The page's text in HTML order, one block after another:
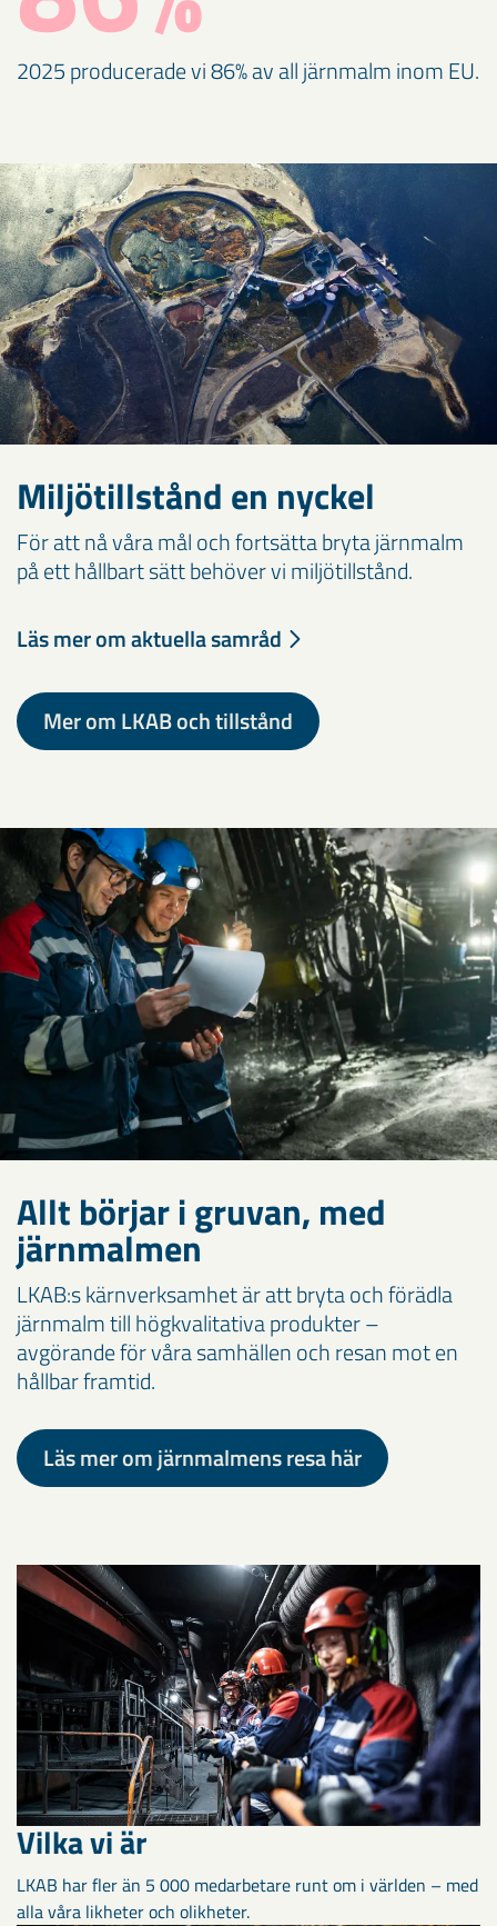
2025 producerade vi 86% av all järnmalm inom EU.
Miljötillstånd en nyckel
För att nå våra mål och fortsätta bryta järnmalm
på ett hållbart sätt behöver vi miljötillstånd.
Läs mer om aktuella samråd
Mer om LKAB och tillstånd
Allt börjar i gruvan, med
järnmalmen
LKAB:s kärnverksamhet är att bryta och förädla
järnmalm till högkvalitativa produkter –
avgörande för våra samhällen och resan mot en
hållbar framtid.
Läs mer om järnmalmens resa här
Vilka vi är
LKAB har fler än 5 000 medarbetare runt om i världen – med
alla våra likheter och olikheter.